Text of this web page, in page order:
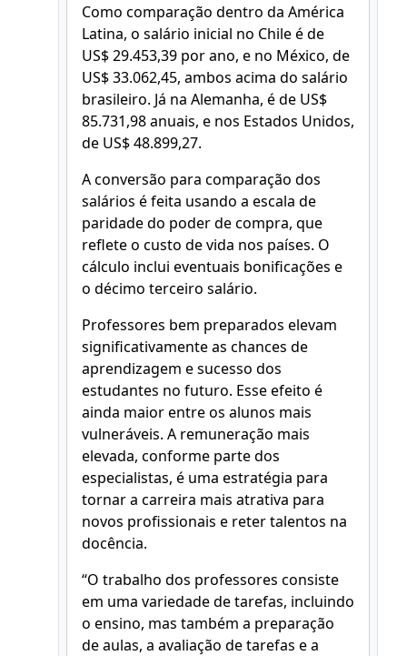
Como comparação dentro da América
Latina, o salário inicial no Chile é de
US$ 29.453,39 por ano, e no México, de
US$ 33.062,45, ambos acima do salário
brasileiro. Já na Alemanha, é de US$
85.731,98 anuais, e nos Estados Unidos,
de US$ 48.899,27.
A conversão para comparação dos
salários é feita usando a escala de
paridade do poder de compra, que
reflete o custo de vida nos países. O
cálculo inclui eventuais bonificações e
o décimo terceiro salário.
Professores bem preparados elevam
significativamente as chances de
aprendizagem e sucesso dos
estudantes no futuro. Esse efeito é
ainda maior entre os alunos mais
vulneráveis. A remuneração mais
elevada, conforme parte dos
especialistas, é uma estratégia para
tornar a carreira mais atrativa para
novos profissionais e reter talentos na
docência.
“O trabalho dos professores consiste
em uma variedade de tarefas, incluindo
o ensino, mas também a preparação
de aulas, a avaliação de tarefas e a